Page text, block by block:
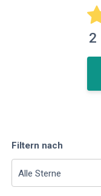
2
Filtern nach
Alle Sterne